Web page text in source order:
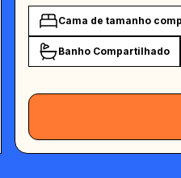
Cama de tamanho
Banho Compartilhado